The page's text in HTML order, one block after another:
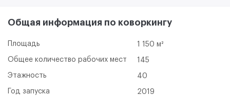
Общая информация по коворкингу
Площадь 1 150 м²
Общее количество рабочих мест 145
Этажность 40
Год запуска 2019